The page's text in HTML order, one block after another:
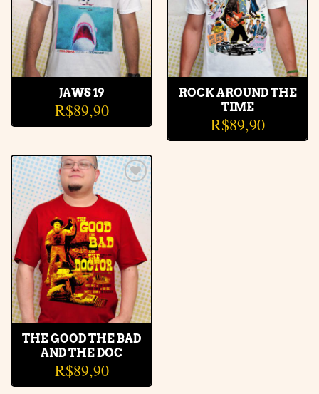
JAWS 19
R$89,90
ROCK AROUND THE
TIME
R$89,90
Adicionar
à lista de
desejos
THE GOOD THE BAD
AND THE DOC
R$89,90